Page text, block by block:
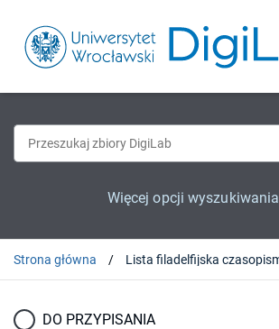
Więcej opcji wyszukiwania
Strona główna
DO PRZYPISANIA